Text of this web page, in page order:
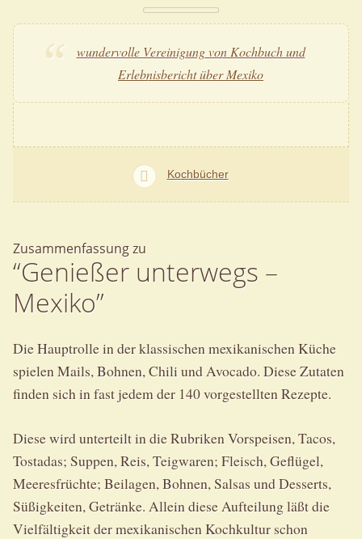
wundervolle Vereinigung von Kochbuch und
Erlebnisbericht über Mexiko
Kochbücher
Zusammenfassung zu
“Genießer unterwegs –
Mexiko”
Die Hauptrolle in der klassischen mexikanischen Küche
spielen Mails, Bohnen, Chili und Avocado. Diese Zutaten
finden sich in fast jedem der 140 vorgestellten Rezepte.
Diese wird unterteilt in die Rubriken Vorspeisen, Tacos,
Tostadas; Suppen, Reis, Teigwaren; Fleisch, Geflügel,
Meeresfrüchte; Beilagen, Bohnen, Salsas und Desserts,
Süßigkeiten, Getränke. Allein diese Aufteilung läßt die
Vielfältigkeit der mexikanischen Kochkultur schon